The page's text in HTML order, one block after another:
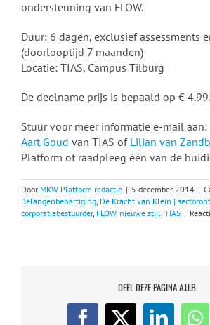
ondersteuning van FLOW.
Duur: 6 dagen, exclusief assessments
(doorlooptijd 7 maanden)
Locatie: TIAS, Campus Tilburg
De deelname prijs is bepaald op €
Stuur voor meer informatie e-mail aan:
Aart Goud van TIAS of Lilian van
Platform of raadpleeg één van de
Door MKW Platform redactie | 5 december 2014 |
Belangenbehartiging, De Kracht van Klein |
corporatiebestuurder, FLOW, nieuwe stijl, TIAS |
DEEL DEZE PAGINA A.U.B.